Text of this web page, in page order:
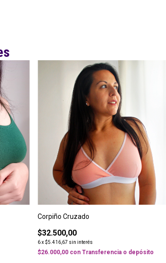
Corpiño Cruzado
$32.500,00
6x$5.416,67 sin interés
$26.000,00 con Transferencia o depósito